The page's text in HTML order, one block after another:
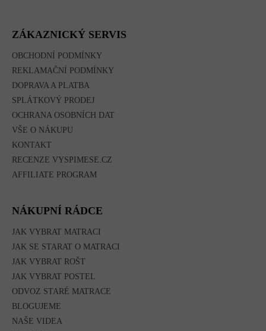
ZÁKAZNICKÝ SERVIS
OBCHODNÍ PODMÍNKY
REKLAMAČNÍ PODMÍNKY
DOPRAVA A PLATBA
SPLÁTKOVÝ PRODEJ
OCHRANA OSOBNÍCH DAT
VŠE O NÁKUPU
KONTAKT
RECENZE VYSPIMESE.CZ
AFFILIATE PROGRAM
NÁKUPNÍ RÁDCE
JAK VYBRAT MATRACI
JAK SE STARAT O MATRACI
JAK VYBRAT ROŠT
JAK VYBRAT POSTEL
ODVOZ STARÉ MATRACE
BLOGUJEME
NAŠE VIDEA